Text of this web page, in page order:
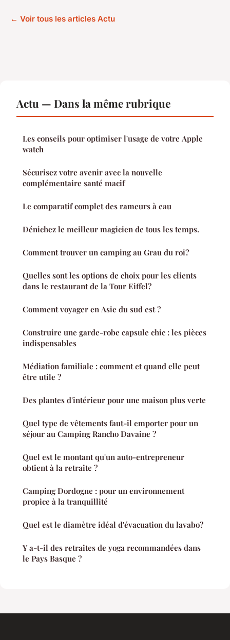
← Voir tous les articles Actu
Actu — Dans la même rubrique
Les conseils pour optimiser l'usage de votre Apple
watch
Sécurisez votre avenir avec la nouvelle
complémentaire santé macif
Le comparatif complet des rameurs à eau
Dénichez le meilleur magicien de tous les temps.
Comment trouver un camping au Grau du roi?
Quelles sont les options de choix pour les clients
dans le restaurant de la Tour Eiffel?
Comment voyager en Asie du sud est ?
Construire une garde-robe capsule chic : les pièces
indispensables
Médiation familiale : comment et quand elle peut
être utile ?
Des plantes d'intérieur pour une maison plus verte
Quel type de vêtements faut-il emporter pour un
séjour au Camping Rancho Davaine ?
Quel est le montant qu'un auto-entrepreneur
obtient à la retraite ?
Camping Dordogne : pour un environnement
propice à la tranquillité
Quel est le diamètre idéal d'évacuation du lavabo?
Y a-t-il des retraites de yoga recommandées dans
le Pays Basque ?